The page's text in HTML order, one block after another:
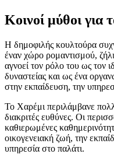
Κοινοί μύθοι για
Η δημοφιλής κουλτούρα
έναν χώρο ρομαντισμού,
αγνοεί τον ρόλο του ως τον
δυναστείας και ως ένα
στην εκπαίδευση, την
Το Χαρέμι περιλάμβανε
διακριτές ευθύνες. Οι
καθιερωμένες
οικογενειακή ζωή, την
υπηρεσία στο παλάτι.